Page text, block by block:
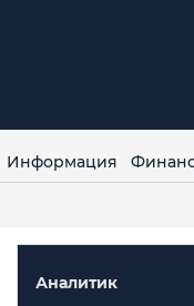
Информация
Аналитик